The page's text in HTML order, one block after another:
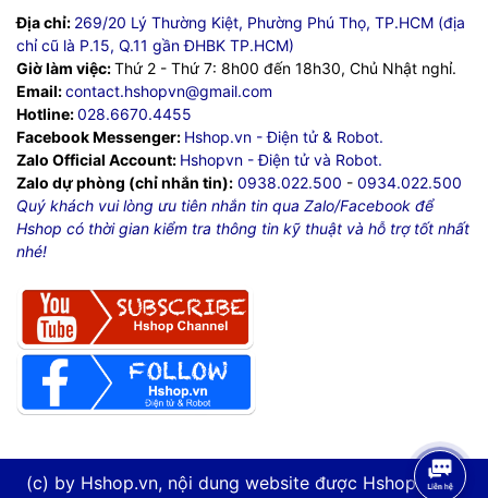
Địa chỉ: 269/20 Lý Thường Kiệt, Phường Phú Thọ, TP.HCM (địa
chỉ cũ là P.15, Q.11 gần ĐHBK TP.HCM)
Giờ làm việc:Thứ 2 - Thứ 7: 8h00 đến 18h30, Chủ Nhật nghỉ.
Email:contact.hshopvn@gmail.com
Hotline:028.6670.4455
Facebook Messenger: Hshop.vn - Điện tử & Robot.
Zalo Official Account: Hshopvn - Điện tử và Robot.
Zalo dự phòng (chỉ nhắn tin): 0938.022.500 - 0934.022.500
Quý khách vui lòng ưu tiên nhắn tin qua Zalo/Facebook để
Hshop có thời gian kiểm tra thông tin kỹ thuật và hỗ trợ tốt nhất
nhé!
(c) by Hshop.vn, nội dung website được Hshop.vn tự